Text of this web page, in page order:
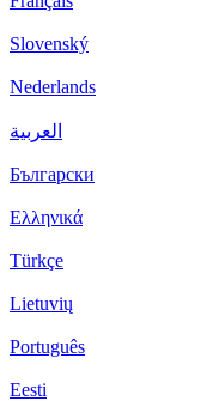
Slovenský
Nederlands
العربية
Български
Ελληνικά
Türkçe
Lietuvių
Português
Eesti